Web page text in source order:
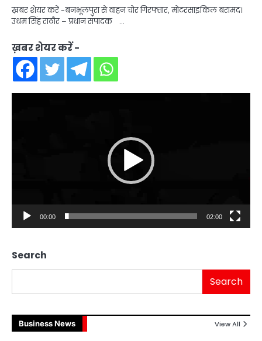
ख़बर शेयर करें -बनभूलपुरा से वाहन चोर गिरफ्तार, मोटरसाइकिल बरामद।
उधम सिंह राठौर – प्रधान संपादक …
ख़बर शेयर करें -
00:00 02:00
Search
Search
Business News View All